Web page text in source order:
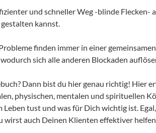
und schneller Weg -blinde Flecken-
kannst.
finden immer in einer
sich alle anderen Blockaden
Dann bist du hier genau richtig! Hier
physischen, mentalen und spirituellen
tust und was für Dich wichtig ist.
wirst auch Deinen Klienten effektiver helfen